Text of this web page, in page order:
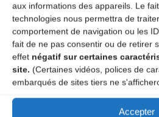
aux informations des appareils. Le
technologies nous permettra de
comportement de navigation ou les
fait de ne pas consentir ou de retirer
effet négatif sur certaines
site. (Certaines vidéos, polices de
embarqués de sites tiers ne
Accepter